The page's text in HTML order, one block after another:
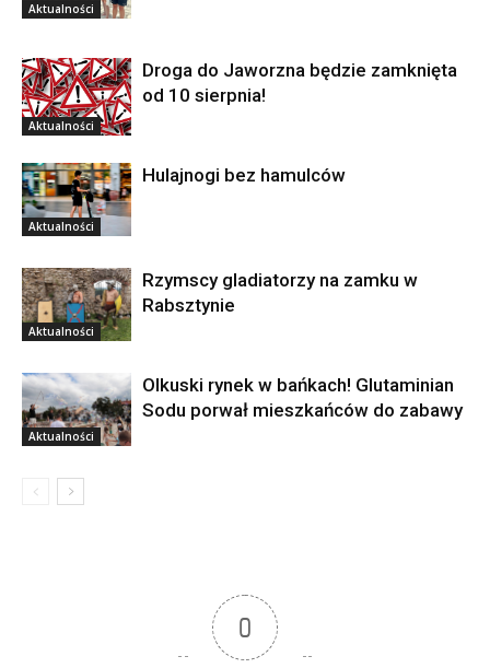
Aktualności
Aktualności
Droga do Jaworzna będzie zamknięta
od 10 sierpnia!
Aktualności
Hulajnogi bez hamulców
Aktualności
Rzymscy gladiatorzy na zamku w
Rabsztynie
Aktualności
Olkuski rynek w bańkach! Glutaminian
Sodu porwał mieszkańców do zabawy
0